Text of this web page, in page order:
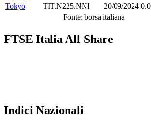
Tokyo
TIT.N225.NNI 20/09/2024 0.0
Fonte: borsa italiana
FTSE Italia All-Share
Indici Nazionali